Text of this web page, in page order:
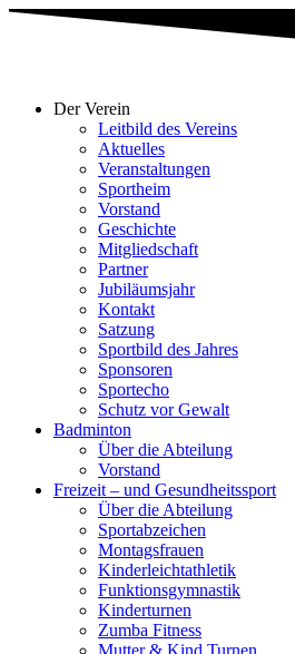
Der Verein
Leitbild des Vereins
Aktuelles
Veranstaltungen
Sportheim
Vorstand
Geschichte
Mitgliedschaft
Partner
Jubiläumsjahr
Kontakt
Satzung
Sportbild des Jahres
Sponsoren
Sportecho
Schutz vor Gewalt
Badminton
Über die Abteilung
Vorstand
Freizeit – und Gesundheitssport
Über die Abteilung
Sportabzeichen
Montagsfrauen
Kinderleichtathletik
Funktionsgymnastik
Kinderturnen
Zumba Fitness